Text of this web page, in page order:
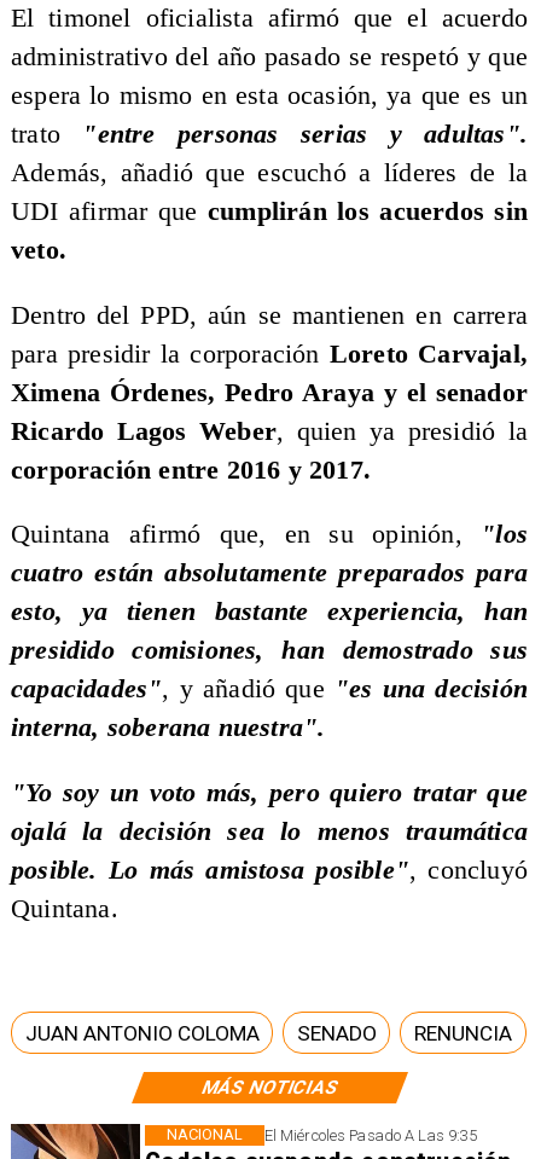
MÁS NOTICIAS
El Miércoles Pasado A Las 9:35
NACIONAL
​El timonel oficialista afirmó que el acuerdo
administrativo del año pasado se respetó y que
espera lo mismo en esta ocasión, ya que es un
trato
"entre personas serias y adultas".
Además, añadió que escuchó a líderes de la
UDI afirmar que cumplirán los acuerdos sin
veto.
​Dentro del PPD, aún se mantienen en carrera
para presidir la corporación Loreto Carvajal,
Ximena Órdenes, Pedro Araya y el senador
Ricardo Lagos Weber, quien ya presidió la
corporación entre 2016 y 2017.
​Quintana afirmó que, en su opinión,
"los
cuatro están absolutamente preparados para
esto, ya tienen bastante experiencia, han
presidido comisiones, han demostrado sus
capacidades", y añadió que "es una decisión
interna, soberana nuestra".
​"Yo soy un voto más, pero quiero tratar que
ojalá la decisión sea lo menos traumática
posible. Lo más amistosa posible", concluyó
Quintana.
JUAN ANTONIO COLOMA SENADO RENUNCIA